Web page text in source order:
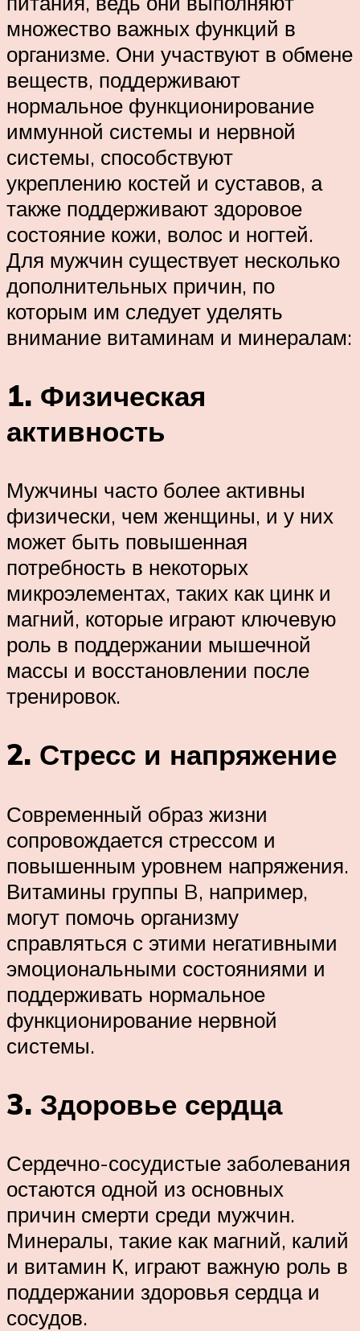
множество важных функций в
организме. Они участвуют в обмене
веществ, поддерживают
нормальное функционирование
иммунной системы и нервной
системы, способствуют
укреплению костей и суставов, а
также поддерживают здоровое
состояние кожи, волос и ногтей.
Для мужчин существует несколько
дополнительных причин, по
которым им следует уделять
внимание витаминам и минералам:
1. Физическая
активность
Мужчины часто более активны
физически, чем женщины, и у них
может быть повышенная
потребность в некоторых
микроэлементах, таких как цинк и
магний, которые играют ключевую
роль в поддержании мышечной
массы и восстановлении после
тренировок.
2. Стресс и напряжение
Современный образ жизни
сопровождается стрессом и
повышенным уровнем напряжения.
Витамины группы B, например,
могут помочь организму
справляться с этими негативными
эмоциональными состояниями и
поддерживать нормальное
функционирование нервной
системы.
3. Здоровье сердца
Сердечно-сосудистые заболевания
остаются одной из основных
причин смерти среди мужчин.
Минералы, такие как магний, калий
и витамин К, играют важную роль в
поддержании здоровья сердца и
сосудов.